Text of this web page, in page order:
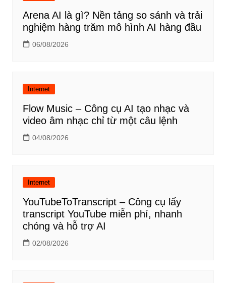
Arena AI là gì? Nền tảng so sánh và trải
nghiệm hàng trăm mô hình AI hàng đầu
06/08/2026
Internet
Flow Music – Công cụ AI tạo nhạc và
video âm nhạc chỉ từ một câu lệnh
04/08/2026
Internet
YouTubeToTranscript – Công cụ lấy
transcript YouTube miễn phí, nhanh
chóng và hỗ trợ AI
02/08/2026